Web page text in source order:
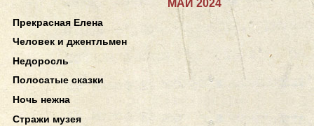
МАЙ 2024
Прекрасная Елена
Человек и джентльмен
Недоросль
Полосатые сказки
Ночь нежна
Стражи музея